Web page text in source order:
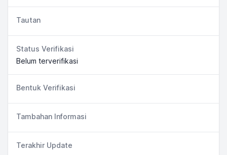
Tautan
Status Verifikasi
Belum terverifikasi
Bentuk Verifikasi
Tambahan Informasi
Terakhir Update